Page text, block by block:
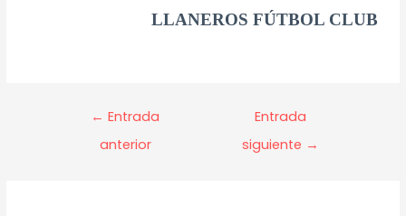
LLANEROS FÚTBOL CLUB
← Entrada
anterior
Entrada
siguiente →